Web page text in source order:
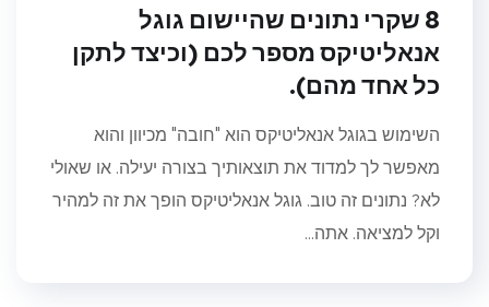
8 שקרי נתונים שהיישום גוגל
אנאליטיקס מספר לכם (וכיצד לתקן
כל אחד מהם).
השימוש בגוגל אנאליטיקס הוא "חובה" מכיוון והוא
מאפשר לך למדוד את תוצאותיך בצורה יעילה. או שאולי
לא? נתונים זה טוב. גוגל אנאליטיקס הופך את זה למהיר
וקל למציאה. אתה...